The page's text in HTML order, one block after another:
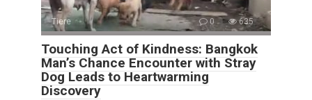
Tiere 0 635
Touching Act of Kindness: Bangkok
Man’s Chance Encounter with Stray
Dog Leads to Heartwarming
Discovery